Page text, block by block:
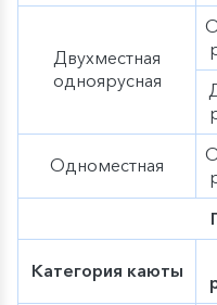
качество
внуками,
«Спокойствие
тревогой и
обходиться со
подавления и
«Отличный я: как
(Цель: помочь
посмотреть на
критику и
Двухместная
одноярусная
Одноместная
Категория каюты